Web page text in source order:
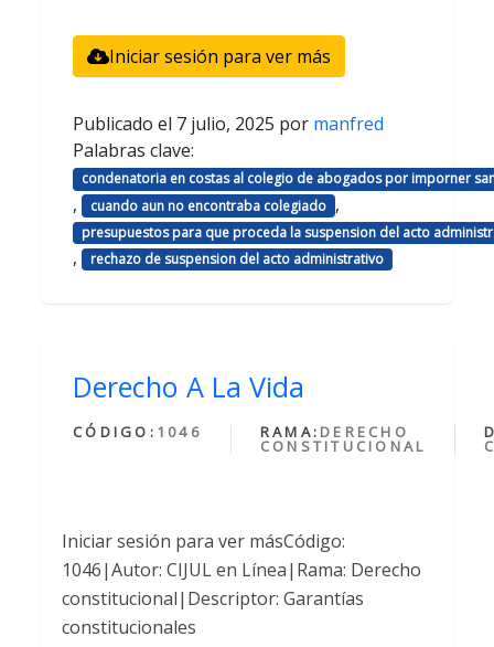
Iniciar sesión para ver más
Publicado el 7 julio, 2025 por manfred
Palabras clave:
condenatoria en costas al colegio de abogados por imporner
, cuando aun no encontraba colegiado ,
presupuestos para que proceda la suspension del acto
, rechazo de suspension del acto administrativo
Derecho A La Vida
CÓDIGO: 1046 RAMA: DERECHO
CONSTITUCIONAL
Iniciar sesión para ver másCódigo:
1046|Autor: CIJUL en Línea|Rama: Derecho
constitucional|Descriptor: Garantías
constitucionales